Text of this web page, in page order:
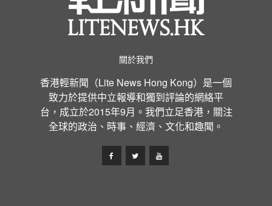
關於我們
香港輕新聞（Lite News Hong Kong）是一個
致力於提供中立報導和獨到評論的網絡平
台，成立於2015年9月。我們立足香港，關注
全球的政治、時事、經濟、文化和趣聞。